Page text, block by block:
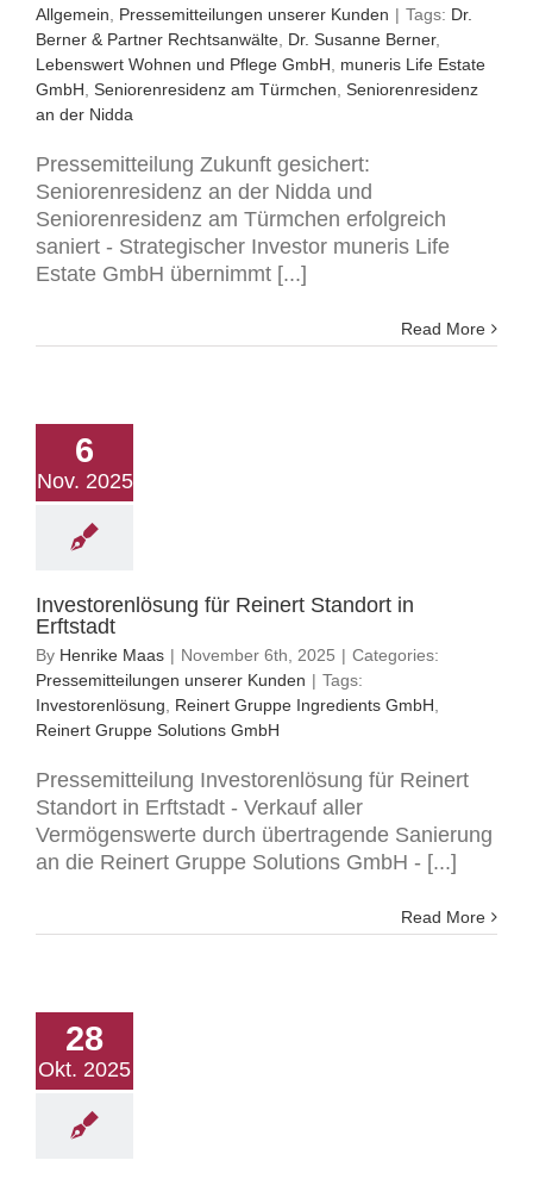
Allgemein
Pressemitteilungen unserer Kunden | Tags: Dr.
Berner & Partner Rechtsanwälte Dr. Susanne Berner,
Lebenswert Wohnen und Pflege GmbH
muneris Life Estate
GmbH Seniorenresidenz am Türmchen Seniorenresidenz
an der Nidda
Pressemitteilung Zukunft gesichert:
Seniorenresidenz an der Nidda und
Seniorenresidenz am Türmchen erfolgreich
saniert - Strategischer Investor muneris Life
Estate GmbH übernimmt [...]
Read More
6
Nov. 2025
Investorenlösung für Reinert Standort in
Erftstadt
By Henrike Maas | November 6th, 2025 | Categories:
Pressemitteilungen unserer Kunden | Tags:
Investorenlösung
Reinert Gruppe Ingredients GmbH
Reinert Gruppe Solutions GmbH
Pressemitteilung Investorenlösung für Reinert
Standort in Erftstadt - Verkauf aller
Vermögenswerte durch übertragende Sanierung
an die Reinert Gruppe Solutions GmbH - [...]
Read More
28
Okt. 2025